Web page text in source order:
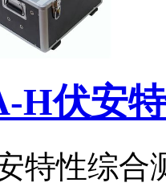
H伏安
特性综合